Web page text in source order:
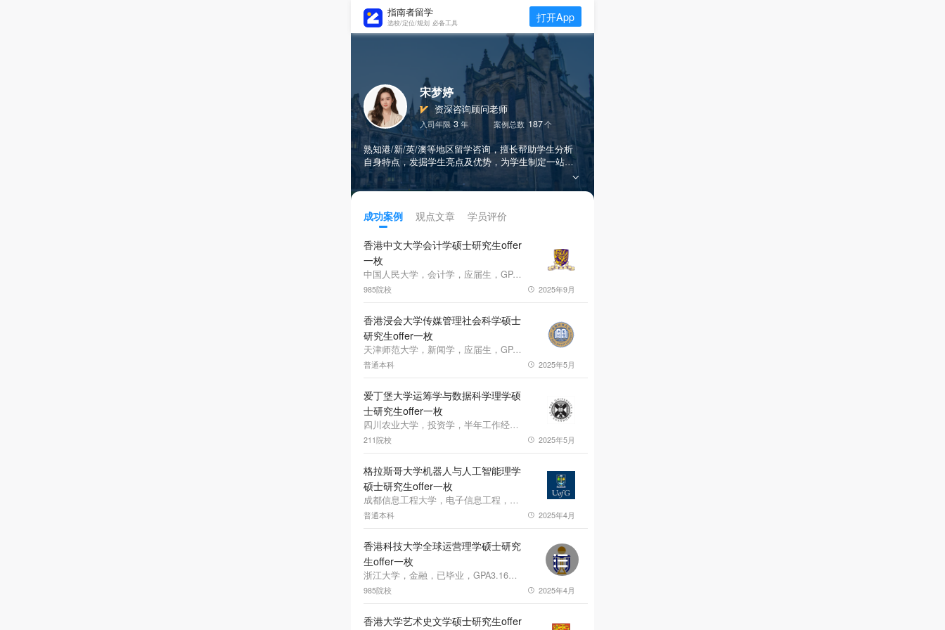
指南者留学
选校/定位/规划 必备工具 打开App
宋梦婷
资深咨询顾问老师
入司年限 3年 案例总数 187个
熟知港/新/英/澳等地区留学咨询，擅长帮助学生分析
自身特点，发掘学生亮点及优势，为学生制定一站式
个性化留学申请规划方案；专业、热情、负责、关注
细节、结果导向，帮助学生拿到包含IC、UCL、NU
成功案例 观点文章
学员评价
香港中文大学会计学硕士研究生offer
一枚
中国人民大学，会计学，应届生，GPA85.72，雅思7.0
985院校 2025年9月
香港浸会大学传媒管理社会科学硕士
研究生offer一枚
天津师范大学，新闻学，应届生，GPA89.61，雅思6.5
普通本科 2025年5月
爱丁堡大学运筹学与数据科学理学硕
士研究生offer一枚
四川农业大学，投资学，半年工作经验，GPA91.72
211院校 2025年5月
格拉斯哥大学机器人与人工智能理学
硕士研究生offer一枚
成都信息工程大学，电子信息工程，应届生，GPA83.2
普通本科 2025年4月
香港科技大学全球运营理学硕士研究
生offer一枚
浙江大学，金融，已毕业，GPA3.16，雅思6.5、六级508.0
985院校 2025年4月
香港大学艺术史文学硕士研究生offer